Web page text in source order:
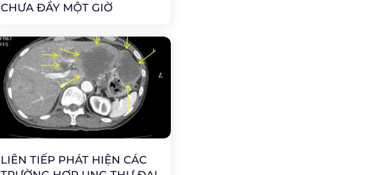
CHƯA ĐẦY MỘT GIỜ
LIÊN TIẾP PHÁT HIỆN CÁC